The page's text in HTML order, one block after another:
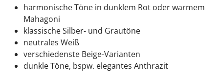
harmonische Töne in dunklem Rot oder warmem
Mahagoni
klassische Silber- und Grautöne
neutrales Weiß
verschiedenste Beige-Varianten
dunkle Töne, bspw. elegantes Anthrazit